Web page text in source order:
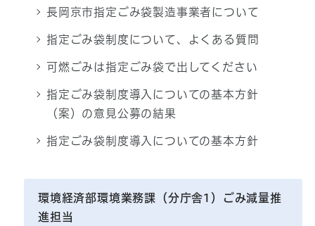
長岡京市指定ごみ袋製造事業者について
指定ごみ袋制度について、よくある質問
可燃ごみは指定ごみ袋で出してください
指定ごみ袋制度導入についての基本方針
（案）の意見公募の結果
指定ごみ袋制度導入についての基本方針
環境経済部環境業務課（分庁舎1）ごみ減量推
進担当